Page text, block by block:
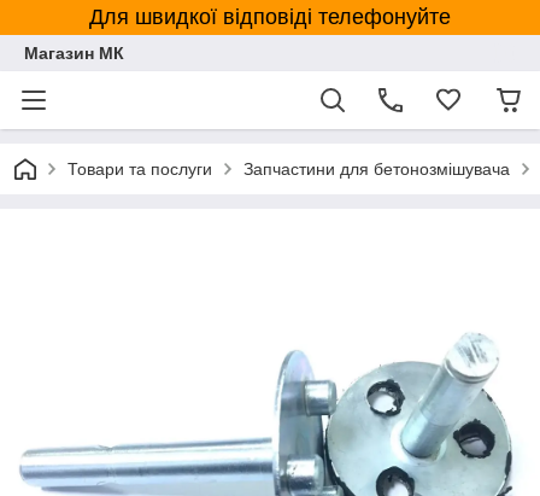
Для швидкої відповіді телефонуйте
Магазин МК
Товари та послуги Запчастини для бетонозмішувача